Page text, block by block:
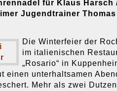
für Klaus Harsch
Jugendtrainer Thomas
Die Winterfeier der
im italienischen
„Rosario“ in
einen unterhaltsamen
Mehr als zwei